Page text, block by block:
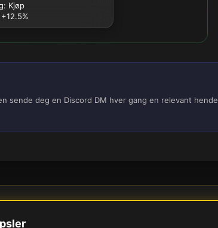
Kjøp
sende deg en Discord DM hver gang en relevant